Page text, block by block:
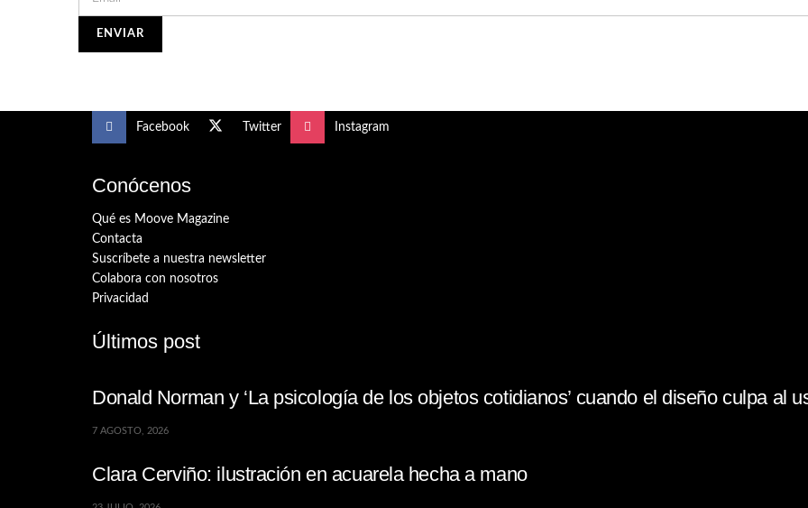
Facebook Twitter Instagram
Conócenos
Qué es Moove Magazine
Contacta
Suscríbete a nuestra newsletter
Colabora con nosotros
Privacidad
Últimos post
Donald Norman y ‘La psicología de los objetos cotidianos’ cuando el diseño culpa al
7 AGOSTO, 2026
Clara Cerviño: ilustración en acuarela hecha a mano